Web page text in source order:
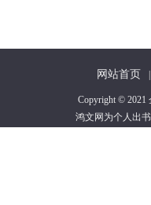
网站首页
Copyright ©
鸿文网为个人出